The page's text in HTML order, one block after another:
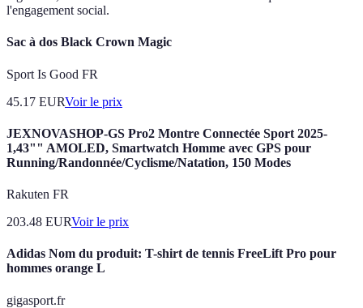
l'engagement social.
Sac à dos Black Crown Magic
Sport Is Good FR
45.17 EURVoir le prix
JEXNOVASHOP-GS Pro2 Montre Connectée Sport 2025-
1,43"" AMOLED, Smartwatch Homme avec GPS pour
Running/Randonnée/Cyclisme/Natation, 150 Modes
Rakuten FR
203.48 EURVoir le prix
Adidas Nom du produit: T-shirt de tennis FreeLift Pro pour
hommes orange L
gigasport.fr